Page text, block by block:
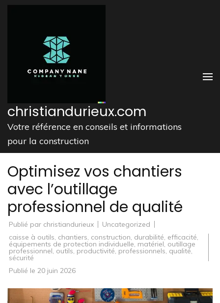
Aller
christiandurieux.com
Votre référence en conseils et informations
pour la construction
Optimisez vos chantiers
avec l’outillage
professionnel de qualité
Publié par christiandurieux
Uncategorized
caisse à outils, chantiers, construction, durabilité, efficacité,
équipements de protection individuelle, matériel, outillage
professionnel, outils, productivité, professionnels, qualité,
sécurité
Publié le 20 juin 2026